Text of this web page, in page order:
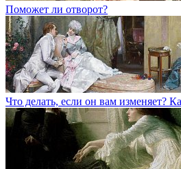
Поможет ли отворот?
Что делать, если он вам изменяет?